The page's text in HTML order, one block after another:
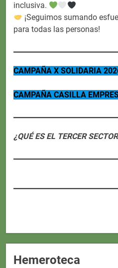
inclusiva.
¡Seguimos sumando
para todas las personas!
CAMPAÑA X SOLIDARIA
CAMPAÑA CASILLA
¿QUÉ ES EL TERCER
Hemeroteca